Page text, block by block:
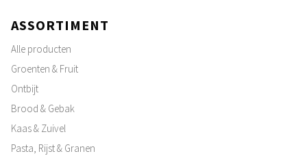
ASSORTIMENT
Alle producten
Groenten & Fruit
Ontbijt
Brood & Gebak
Kaas & Zuivel
Pasta, Rijst & Granen